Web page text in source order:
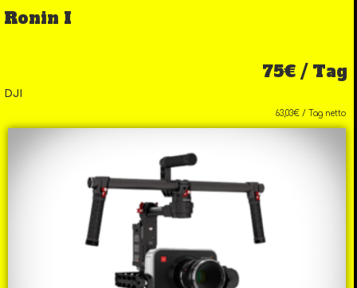
Ronin I
75€ / Tag
DJI
63,03€ / Tag netto